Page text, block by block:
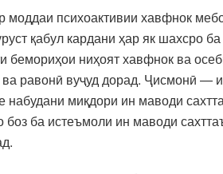
психоактивии хавфнок
қабул кардани ҳар як шахсро
бемориҳои ниҳоят хавфнок ва
равонӣ вуҷуд дорад. Ҷисмонӣ —
набудани миқдори ин маводи
боз ба истеъмоли ин маводи